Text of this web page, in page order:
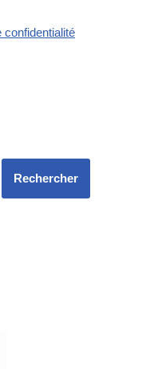
confidentialité
Rechercher